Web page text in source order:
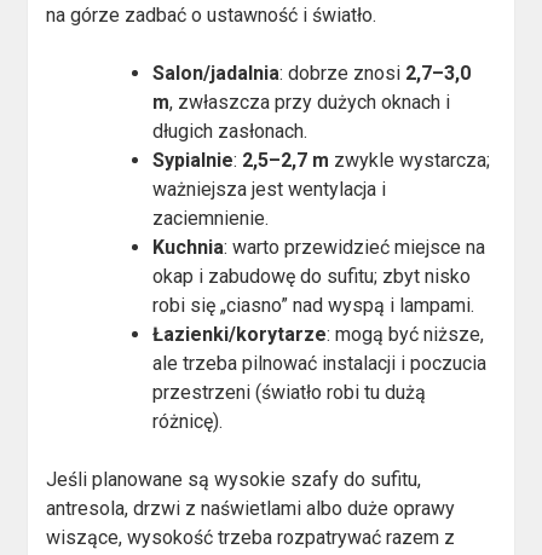
na górze zadbać o ustawność i światło.
Salon/jadalnia: dobrze znosi 2,7–3,0
m, zwłaszcza przy dużych oknach i
długich zasłonach.
Sypialnie: 2,5–2,7 m zwykle wystarcza;
ważniejsza jest wentylacja i
zaciemnienie.
Kuchnia: warto przewidzieć miejsce na
okap i zabudowę do sufitu; zbyt nisko
robi się „ciasno” nad wyspą i lampami.
Łazienki/korytarze: mogą być niższe,
ale trzeba pilnować instalacji i poczucia
przestrzeni (światło robi tu dużą
różnicę).
Jeśli planowane są wysokie szafy do sufitu,
antresola, drzwi z naświetlami albo duże oprawy
wiszące, wysokość trzeba rozpatrywać razem z